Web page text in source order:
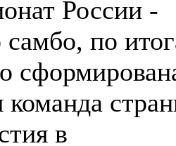
России -
самбо, по
команда
в